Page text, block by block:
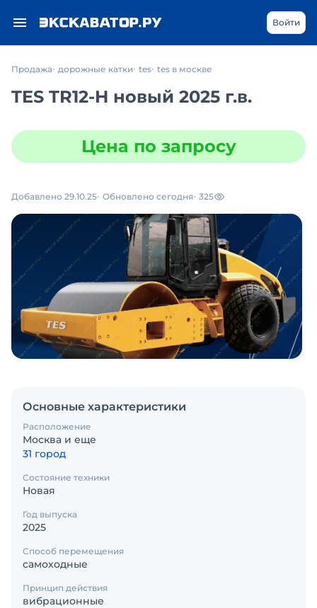
Войти
Продажа дорожные катки tes tes в москве
TES TR12-H новый 2025 г.в.
Цена по запросу
Добавлено 29.10.25 Обновлено сегодня 325
Основные характеристики
Расположение
Москва и еще
31 город
Состояние техники
Новая
Год выпуска
2025
Способ перемещения
самоходные
Принцип действия
вибрационные